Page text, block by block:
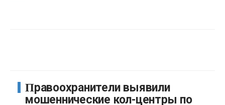
Правоохранители выявили
мошеннические кол-центры по